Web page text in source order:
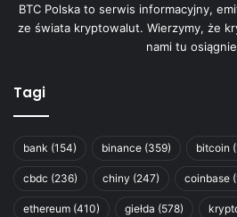
BTC Polska to serwis informacyjny,
ze świata kryptowalut. Wierzymy, że
nami tu
Tagi
bank (154) binance (359) bitcoin
cbdc (236) chiny (247) coinbase
ethereum (410) giełda (578)